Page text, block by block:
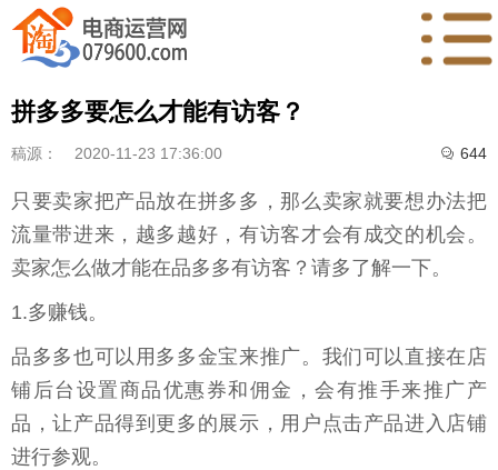
拼多多要怎么才能有访客？
稿源： 2020-11-23 17:36:00  644
只要卖家把产品放在拼多多，那么卖家就要想办法把
流量带进来，越多越好，有访客才会有成交的机会。
卖家怎么做才能在品多多有访客？请多了解一下。
1.多赚钱。
品多多也可以用多多金宝来推广。我们可以直接在店
铺后台设置商品优惠券和佣金，会有推手来推广产
品，让产品得到更多的展示，用户点击产品进入店铺
进行参观。